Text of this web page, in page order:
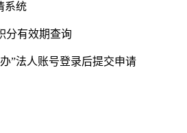
系统
分有效期查询
”法人账号登录后提交申请